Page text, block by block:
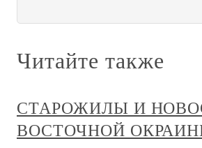
Читайте также
СТАРОЖИЛЫ И
ВОСТОЧНОЙ